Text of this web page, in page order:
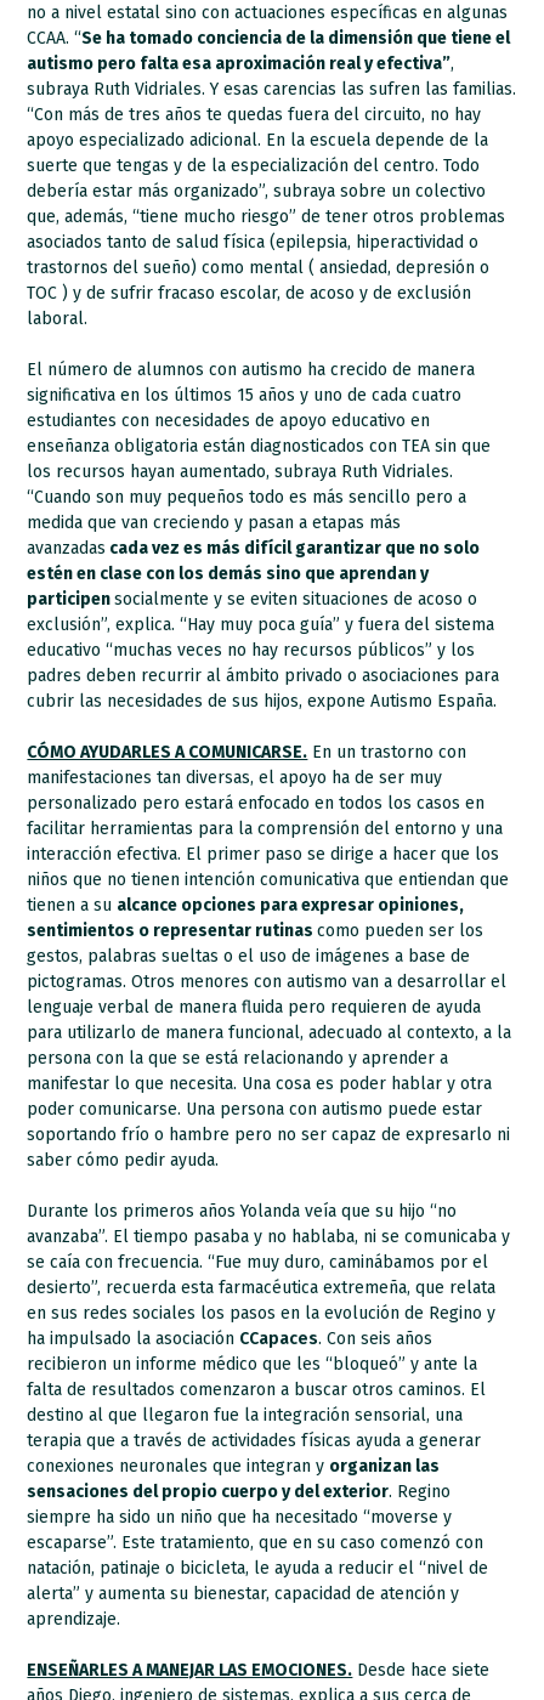
no a nivel estatal sino con actuaciones específicas en algunas
CCAA. “Se ha tomado conciencia de la dimensión que tiene el
autismo pero falta esa aproximación real y efectiva”,
subraya Ruth Vidriales. Y esas carencias las sufren las familias.
“Con más de tres años te quedas fuera del circuito, no hay
apoyo especializado adicional. En la escuela depende de la
suerte que tengas y de la especialización del centro. Todo
debería estar más organizado”, subraya sobre un colectivo
que, además, “tiene mucho riesgo” de tener otros problemas
asociados tanto de salud física (epilepsia, hiperactividad o
trastornos del sueño) como mental ( ansiedad, depresión o
TOC ) y de sufrir fracaso escolar, de acoso y de exclusión
laboral.
El número de alumnos con autismo ha crecido de manera
significativa en los últimos 15 años y uno de cada cuatro
estudiantes con necesidades de apoyo educativo en
enseñanza obligatoria están diagnosticados con TEA sin que
los recursos hayan aumentado, subraya Ruth Vidriales.
“Cuando son muy pequeños todo es más sencillo pero a
medida que van creciendo y pasan a etapas más
avanzadas cada vez es más difícil garantizar que no solo
estén en clase con los demás sino que aprendan y
participensocialmente y se eviten situaciones de acoso o
exclusión”, explica. “Hay muy poca guía” y fuera del sistema
educativo “muchas veces no hay recursos públicos” y los
padres deben recurrir al ámbito privado o asociaciones para
cubrir las necesidades de sus hijos, expone Autismo España.
CÓMO AYUDARLES A COMUNICARSE. En un trastorno con
manifestaciones tan diversas, el apoyo ha de ser muy
personalizado pero estará enfocado en todos los casos en
facilitar herramientas para la comprensión del entorno y una
interacción efectiva. El primer paso se dirige a hacer que los
niños que no tienen intención comunicativa que entiendan que
tienen a su alcance opciones para expresar opiniones,
sentimientos o representar rutinascomo pueden ser los
gestos, palabras sueltas o el uso de imágenes a base de
pictogramas. Otros menores con autismo van a desarrollar el
lenguaje verbal de manera fluida pero requieren de ayuda
para utilizarlo de manera funcional, adecuado al contexto, a la
persona con la que se está relacionando y aprender a
manifestar lo que necesita. Una cosa es poder hablar y otra
poder comunicarse. Una persona con autismo puede estar
soportando frío o hambre pero no ser capaz de expresarlo ni
saber cómo pedir ayuda.
Durante los primeros años Yolanda veía que su hijo “no
avanzaba”. El tiempo pasaba y no hablaba, ni se comunicaba y
se caía con frecuencia. “Fue muy duro, caminábamos por el
desierto”, recuerda esta farmacéutica extremeña, que relata
en sus redes sociales los pasos en la evolución de Regino y
ha impulsado la asociación CCapaces. Con seis años
recibieron un informe médico que les “bloqueó” y ante la
falta de resultados comenzaron a buscar otros caminos. El
destino al que llegaron fue la integración sensorial, una
terapia que a través de actividades físicas ayuda a generar
conexiones neuronales que integran y organizan las
sensaciones del propio cuerpo y del exterior. Regino
siempre ha sido un niño que ha necesitado “moverse y
escaparse”. Este tratamiento, que en su caso comenzó con
natación, patinaje o bicicleta, le ayuda a reducir el “nivel de
alerta” y aumenta su bienestar, capacidad de atención y
aprendizaje.
ENSEÑARLES A MANEJAR LAS EMOCIONES. Desde hace siete
años Diego, ingeniero de sistemas, explica a sus cerca de